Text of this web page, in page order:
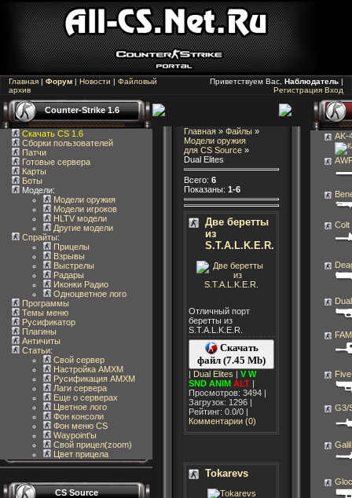
Главная | Форум | Новости | Файловый
архив
Приветствуем Вас, Наблюдатель |
Регистрация Вход
Counter-Strike 1.6
Скачать CS 1.6
Сборки пользователей
Патчи
Готовые сервера
Карты
Боты
Модели:
Модели оружия
Модели игроков
HLTV модели
Другие модели
Спрайты:
Прицелы
Взрывы
Выстрелы
Радары
Иконки Радио
Одноцветное лого
Программы
Темы меню
Русификатор
Плагины
Античиты
Статьи:
Свой сервер
Настройка AMXM
Русификация AMXM
Лаги сервера
Еще о серверах
Цветное лого
Фон консоли
Фон меню CS
Waypoint'ы
Свой прицел(zoom)
Цвет прицела
CS Source
Главная » Файлы »
Модели оружия
для CS Source »
Dual Elites
Всего: 6
Показаны: 1-6
Две беретты
из
S.T.A.L.K.E.R.
Отличный порт
беретты из
S.T.A.L.K.E.R.
Скачать
файл (7.45 Mb)
| Dual Elites | V W
SND ANIM ALT |
Просмотров: 3494 |
Загрузок: 1296 |
Рейтинг: 0.0/0 |
Комментарии (0)
Tokarevs
AK-
Colt
G3/
Galil